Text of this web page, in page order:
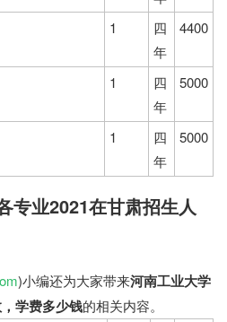
1
四
年
4400
1
四
年
5000
1
四
年
5000
专业2021在甘肃招生人
)小编还为大家带来河南工业大学
学费多少钱的相关内容。